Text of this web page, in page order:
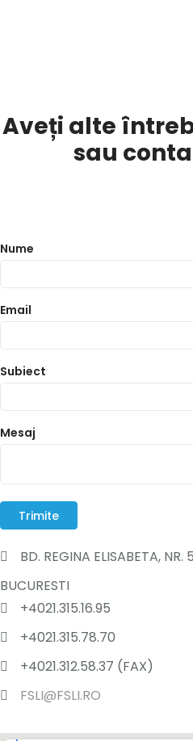
Despre Noi
Centrul național de formare
Intreaba
DEMERSURI
Contact
Aveți alte
sau
Nume
Email
Subiect
Mesaj
BD. REGINA ELISABETA,
BUCURESTI
+4021.315.16.95
+4021.315.78.70
+4021.312.58.37 (FAX)
FSLI@FSLI.RO